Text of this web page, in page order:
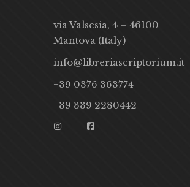
via Valsesia, 4 – 46100
Mantova (Italy)
info@libreriascriptorium.it
+39 0376 363774
+39 339 2280442